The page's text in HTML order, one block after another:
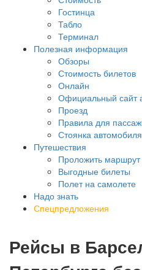
Гостинца
Табло
Терминал
Полезная информация
Обзоры
Стоимость билетов
Онлайн
Официальный сайт
Проезд
Правила для
Стоянка автомобиля
Путешествия
Проложить маршрут
Выгодные билеты
Полет на самолете
Надо знать
Спецпредложения
Рейсы в